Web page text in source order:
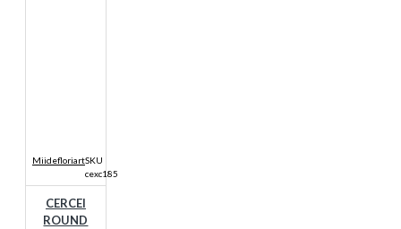
MiidefloriartSKU
cexc185
CERCEI
ROUND